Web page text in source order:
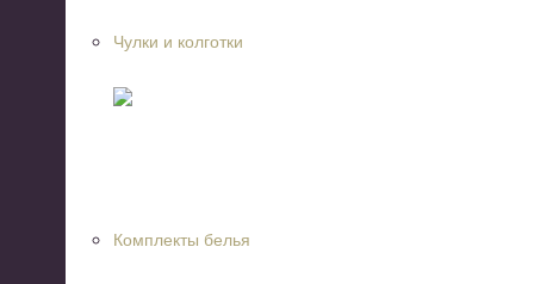
Чулки и колготки
Комплекты белья